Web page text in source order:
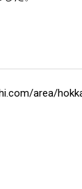
area/